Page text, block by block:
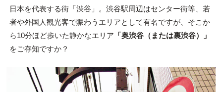
日本を代表する街「渋谷」。渋谷駅周辺はセンター街等、若
者や外国人観光客で賑わうエリアとして有名ですが、そこか
ら10分ほど歩いた静かなエリア 「奥渋谷（または裏渋谷）」
をご存知ですか？